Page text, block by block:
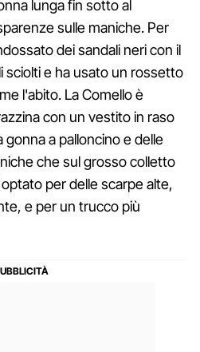
lunga fin sotto al
sulle maniche. Per
dei sandali neri con il
sciolti e ha usato un rossetto
l'abito. La Comello è
con un vestito in raso
a palloncino e delle
che sul grosso colletto
per delle scarpe alte,
e per un trucco più